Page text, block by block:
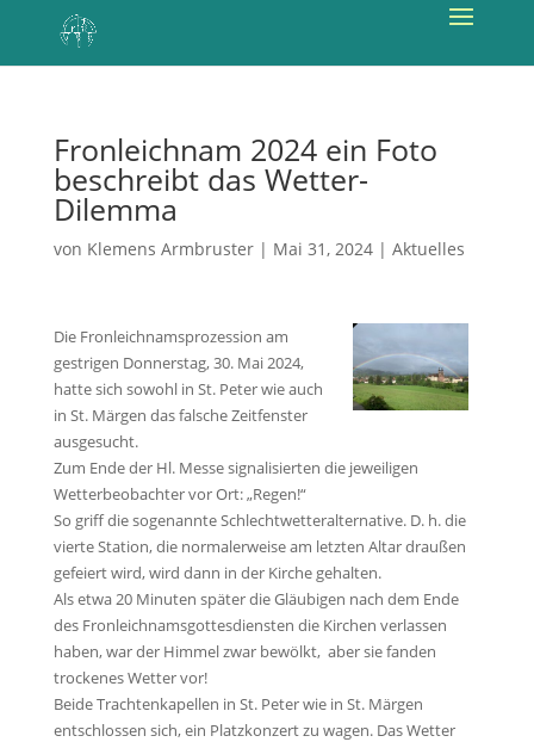
Fronleichnam 2024 ein Foto
beschreibt das Wetter-
Dilemma
von Klemens Armbruster| Mai 31, 2024| Aktuelles
Die Fronleichnamsprozession am
gestrigen Donnerstag, 30. Mai 2024,
hatte sich sowohl in St. Peter wie auch
in St. Märgen das falsche Zeitfenster
ausgesucht.
Zum Ende der Hl. Messe signalisierten die jeweiligen
Wetterbeobachter vor Ort: „Regen!“
So griff die sogenannte Schlechtwetteralternative. D. h. die
vierte Station, die normalerweise am letzten Altar draußen
gefeiert wird, wird dann in der Kirche gehalten.
Als etwa 20 Minuten später die Gläubigen nach dem Ende
des Fronleichnamsgottesdiensten die Kirchen verlassen
haben, war der Himmel zwar bewölkt, aber sie fanden
trockenes Wetter vor!
Beide Trachtenkapellen in St. Peter wie in St. Märgen
entschlossen sich, ein Platzkonzert zu wagen. Das Wetter